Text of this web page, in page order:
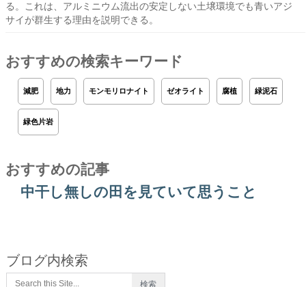
る。これは、アルミニウム流出の安定しない土壌環境でも青いアジ
サイが群生する理由を説明できる。
おすすめの検索キーワード
減肥 地力 モンモリロナイト ゼオライト 腐植 緑泥石
緑色片岩
おすすめの記事
中干し無しの田を見ていて思うこと
ブログ内検索